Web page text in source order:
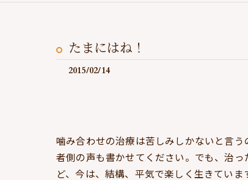
たまにはね！
2015/02/14
噛み合わせの治療は苦しみしかないと言
者側の声も書かせてください。でも、治
ど、今は、結構、平気で楽しく生きてい